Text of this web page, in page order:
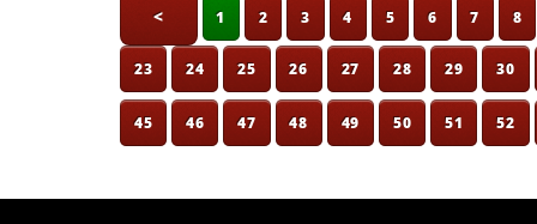
< 1 2 3 4 5 6 7 8
23 24 25 26 27 28 29 30
45 46 47 48 49 50 51 52